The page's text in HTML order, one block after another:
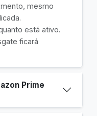
mesmo
está ativo.
ficará
Prime